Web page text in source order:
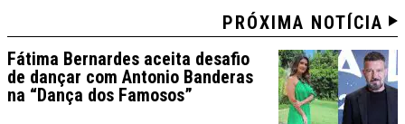
PRÓXIMA NOTÍCIA
Fátima Bernardes aceita desafio
de dançar com Antonio Banderas
na “Dança dos Famosos”